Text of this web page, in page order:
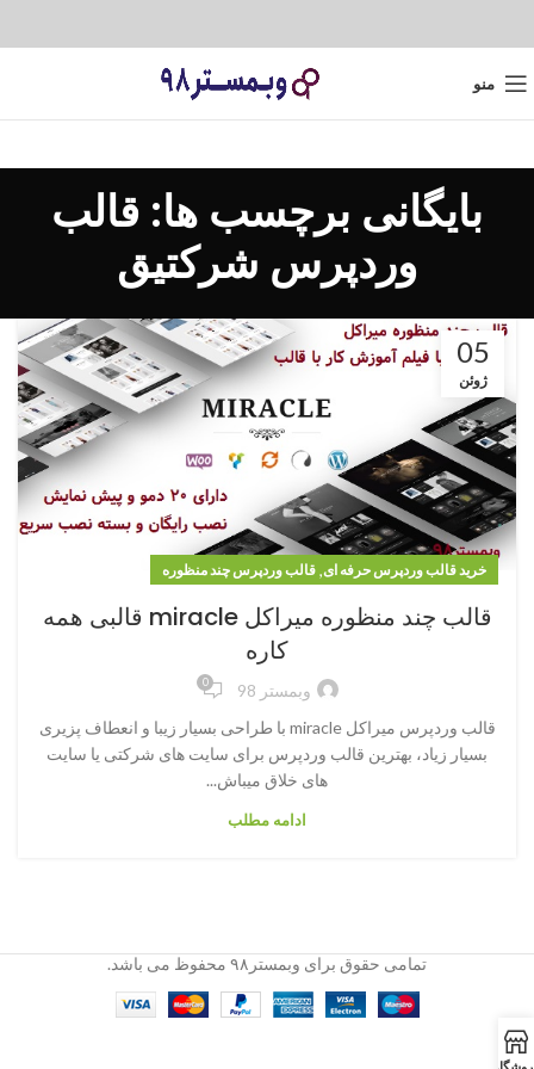
منو
بایگانی برچسب ها: قالب
وردپرس شرکتیق
05
ژوئن
خرید قالب وردپرس حرفه ای, قالب وردپرس چند منظوره
قالب چند منظوره میراکل miracle قالبی همه
کاره
وبمستر 98 0
قالب وردپرس میراکل miracle با طراحی بسیار زیبا و انعطاف پزیری
بسیار زیاد، بهترین قالب وردپرس برای سایت های شرکتی یا سایت
های خلاق میباش...
ادامه مطلب
تمامی حقوق برای وبمستر۹۸ محفوظ می باشد.